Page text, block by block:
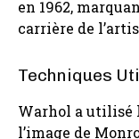
en 1962,
carrière de
Techniques
Warhol a utilisé
l’image de